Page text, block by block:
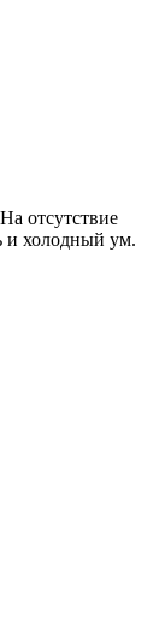
отсутствие
и холодный ум.